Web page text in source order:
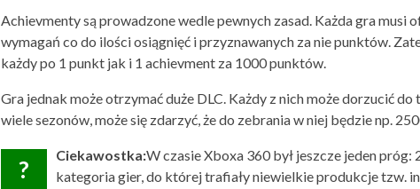
Achievmenty są prowadzone wedle pewnych zasad. Każda gra
wymagań co do ilości osiągnięć i przyznawanych za nie punktów.
każdy po 1 punkt jak i 1 achievment za 1000 punktów.
Gra jednak może otrzymać duże DLC. Każdy z nich może dorzucić
wiele sezonów, może się zdarzyć, że do zebrania w niej będzie np.
?
Ciekawostka:W czasie Xboxa 360 był jeszcze jeden
kategoria gier, do której trafiały niewielkie produkcje tzw.